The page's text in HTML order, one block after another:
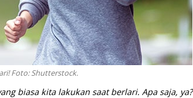
Foto: Shutterstock.
biasa kita lakukan saat berlari. Apa saja, ya?